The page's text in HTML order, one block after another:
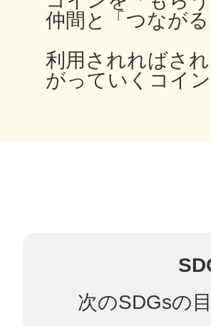
仲間と「つなが
利用されればさ
がっていくコイン
次のSDGsの